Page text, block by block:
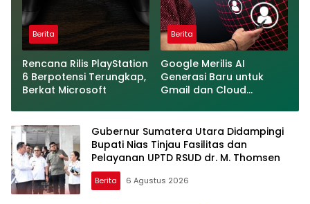
Berita
Rencana Rilis PlayStation
6 Berpotensi Terungkap,
Berkat Microsoft
Berita
Google Merilis AI
Generasi Baru untuk
Gmail dan Cloud
Gubernur Sumatera Utara Didampingi
Bupati Nias Tinjau Fasilitas dan
Pelayanan UPTD RSUD dr. M. Thomsen
Berita 6 Agustus 2026